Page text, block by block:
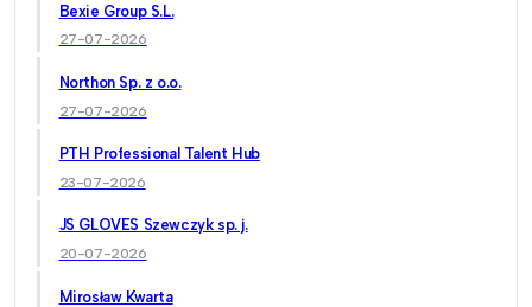
Bexie Group S.L.
27-07-2026
Northon Sp. z o.o.
27-07-2026
PTH Professional Talent Hub
23-07-2026
JS GLOVES Szewczyk sp. j.
20-07-2026
Mirosław Kwarta